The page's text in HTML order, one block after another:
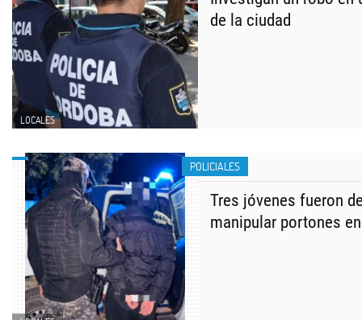
LOCALES
de la ciudad
POLICIALES
Tres jóvenes fueron
manipular portones